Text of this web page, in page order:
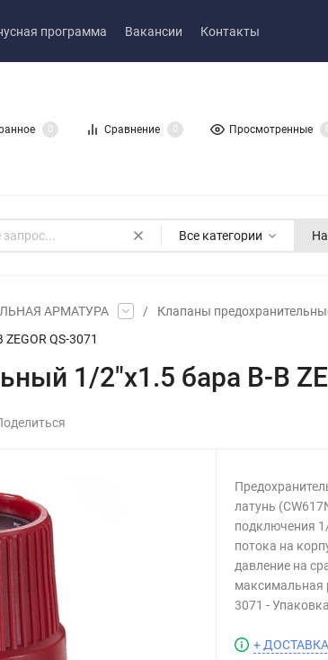
программа Вакансии Контакты
0 Сравнение 0 Просмотренные
Все категории
АРМАТУРА /
Клапаны
QS-3071
1/2"х1.5 бара В-В
латунь
подключения
потока на
давление на
максимальная
3071 -
+